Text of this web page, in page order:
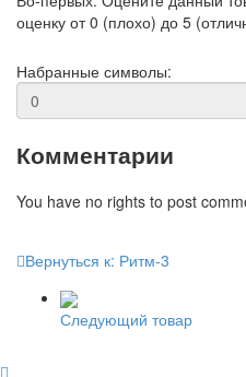
оценку от 0 (плохо) до 5
Набранные символы:
Комментарии
You have no rights to post
Вернуться к: Ритм-3
Следующий товар